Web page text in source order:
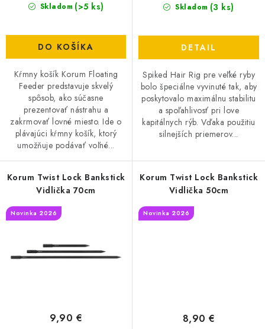
DOPRAVA
VŠEOBECNÉ NARIADENIE O BEZPEČNOSTI
PRODUKTOV (GPSR)
ZNAČKY
Doprava Navštívte našu predajňu v MARCELOVEJ »
Skladom (>5 ks)
DO KOŠÍKA
Kŕmny košík Korum Floating
Feeder predstavuje skvelý
spôsob, ako súčasne
prezentovať nástrahu a
zakrmovať lovné miesto. Ide o
plávajúci kŕmny košík, ktorý
umožňuje podávať voľné...
Skladom (3 ks)
DETAIL
Spiked Hair Rig pre veľké ryby
bolo špeciálne vyvinuté tak, aby
poskytovalo maximálnu stabilitu
a spoľahlivosť pri love
kapitálnych rýb. Vďaka použitiu
silnejších priemerov...
Korum Twist Lock Bankstick
Vidlička 70cm
Novinka 2026
9,90 €
Korum Twist Lock Bankstick
Vidlička 50cm
Novinka 2026
8,90 €